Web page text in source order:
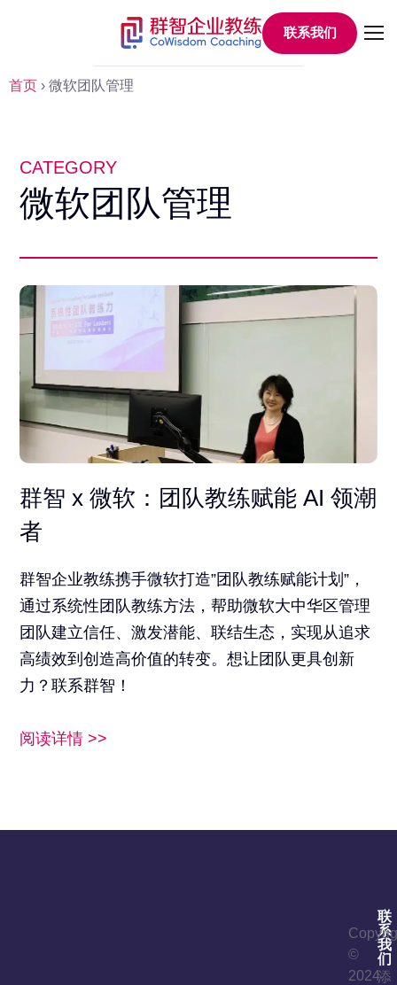
联系我们
首页 › 微软团队管理
CATEGORY
微软团队管理
群智 x 微软：团队教练赋能 AI 领潮
者
群智企业教练携手微软打造”团队教练赋能计划”，
通过系统性团队教练方法，帮助微软大中华区管理
团队建立信任、激发潜能、联结生态，实现从追求
高绩效到创造高价值的转变。想让团队更具创新
力？联系群智！
阅读详情 >>
联
系
我
们
添
©
2024